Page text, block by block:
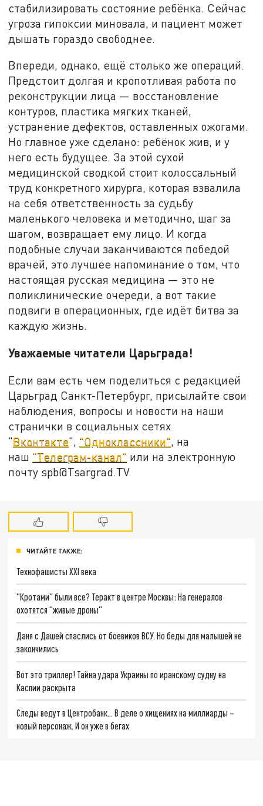
стабилизировать состояние ребёнка. Сейчас
угроза гипоксии миновала, и пациент может
дышать гораздо свободнее.
Впереди, однако, ещё столько же операций.
Предстоит долгая и кропотливая работа по
реконструкции лица — восстановление
контуров, пластика мягких тканей,
устранение дефектов, оставленных ожогами.
Но главное уже сделано: ребёнок жив, и у
него есть будущее. За этой сухой
медицинской сводкой стоит колоссальный
труд конкретного хирурга, которая взвалила
на себя ответственность за судьбу
маленького человека и методично, шаг за
шагом, возвращает ему лицо. И когда
подобные случаи заканчиваются победой
врачей, это лучшее напоминание о том, что
настоящая русская медицина — это не
поликлинические очереди, а вот такие
подвиги в операционных, где идёт битва за
каждую жизнь.
Уважаемые читатели Царьграда!
Если вам есть чем поделиться с редакцией
Царьград Санкт-Петербург, присылайте свои
наблюдения, вопросы и новости на наши
странички в социальных сетях
"Вконтакте", "Одноклассники", на
наш "Телеграм-канал" или на электронную
почту spb@Tsargrad.TV
ЧИТАЙТЕ ТАКЖЕ:
Технофашисты XXI века
"Кротами" были все? Теракт в центре Москвы: На генералов
охотятся "живые дроны"
Даня с Дашей спаслись от боевиков ВСУ. Но беды для малышей не
закончились
Вот это триллер! Тайна удара Украины по иранскому судну на
Каспии раскрыта
Следы ведут в Центробанк… В деле о хищениях на миллиарды –
новый персонаж. И он уже в бегах